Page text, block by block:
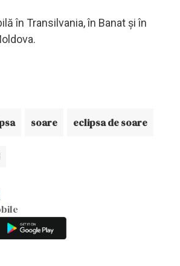
în Transilvania, în Banat şi în
soare eclipsa de soare